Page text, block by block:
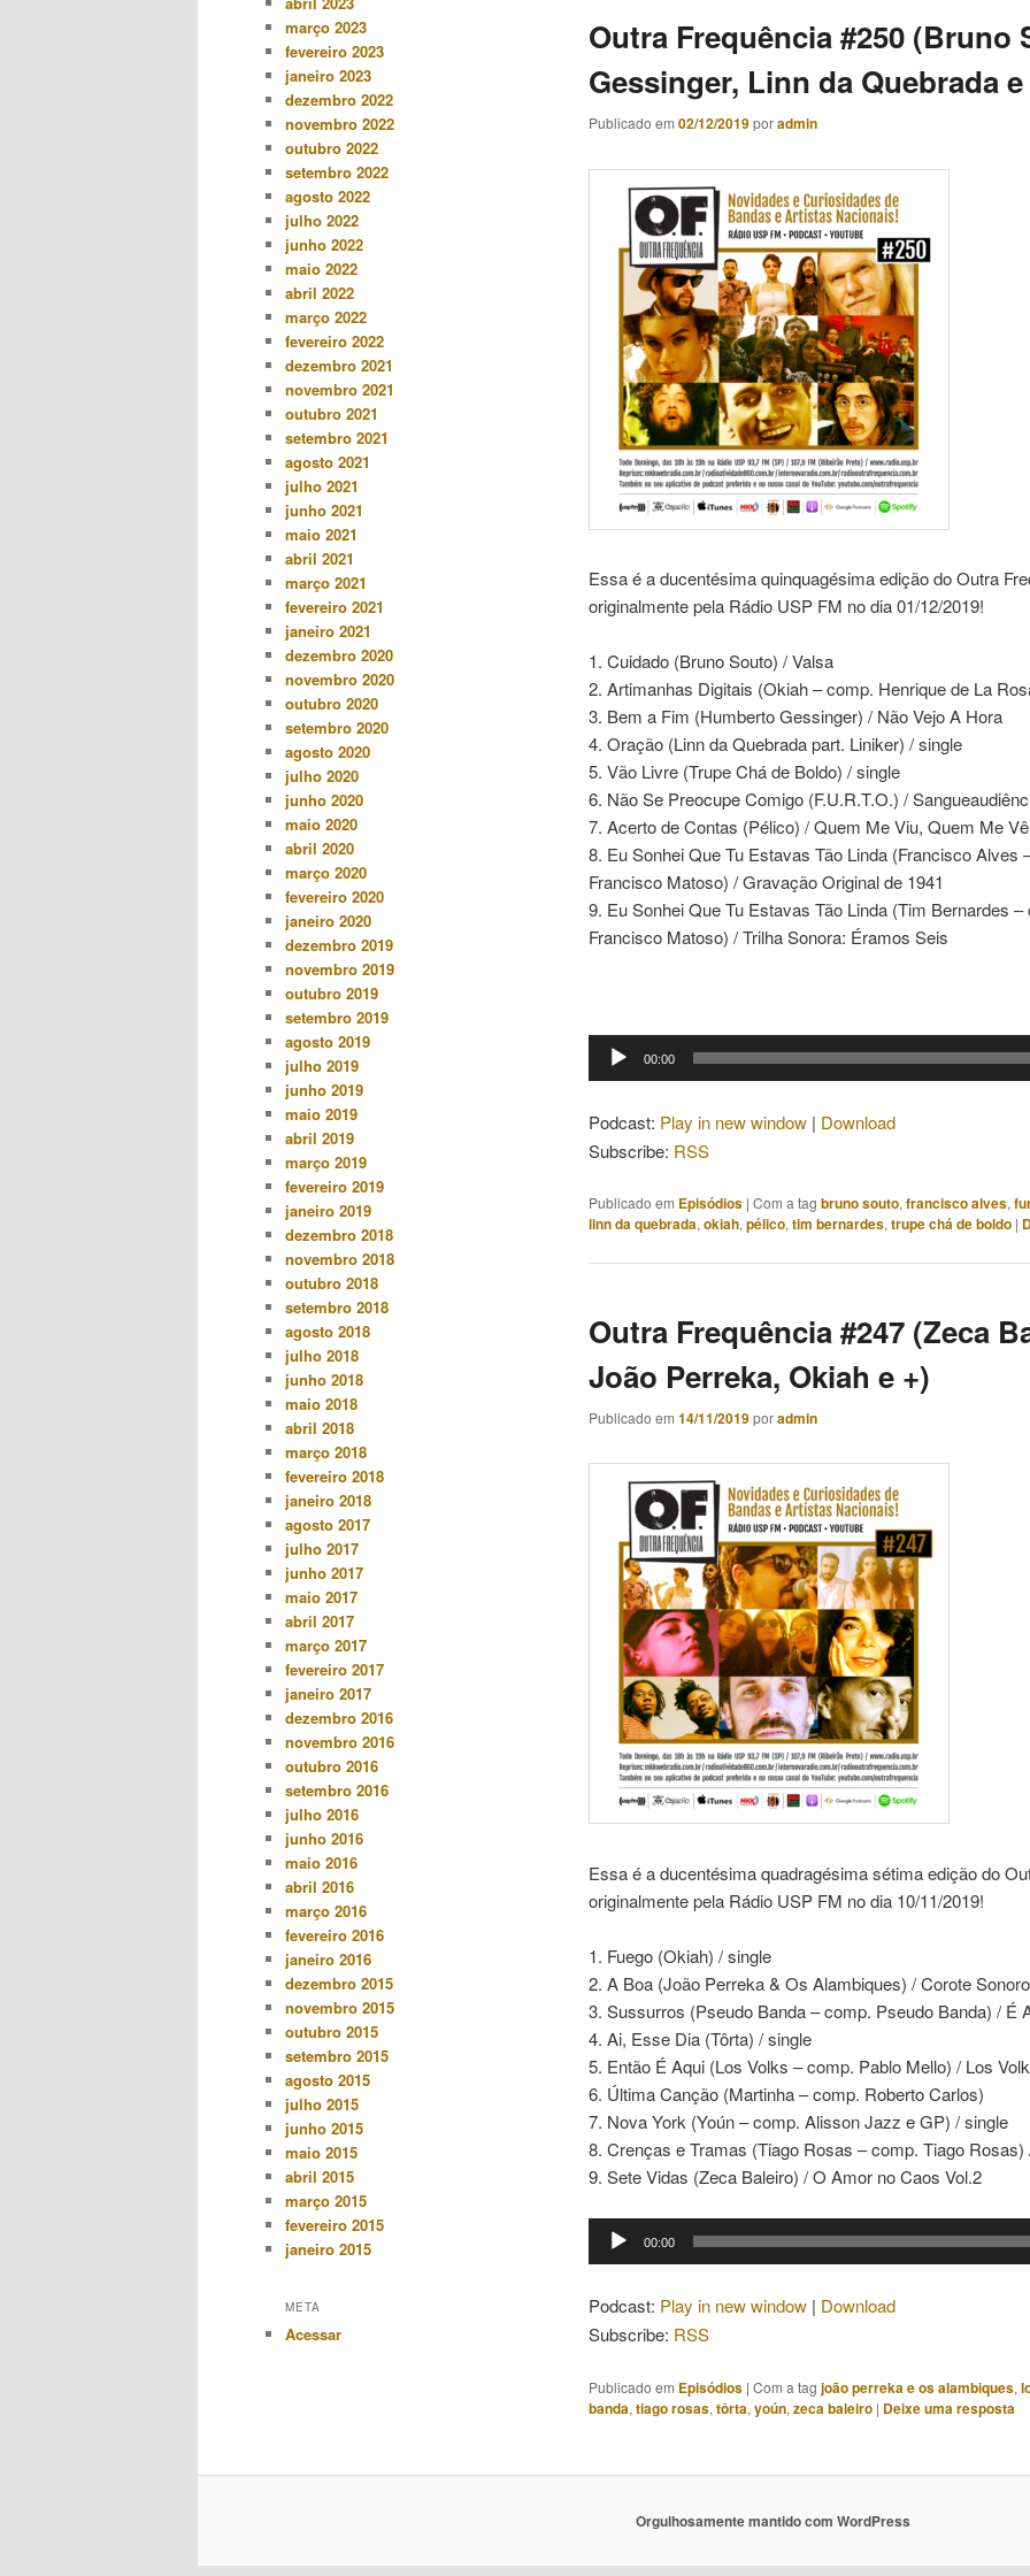
Outra Frequência #250 (Bruno
Gessinger, Linn da Quebrada e
Publicado em 02/12/2019poradmin
Essa é a ducentésima quinquagésima edição do Outra
originalmente pela Rádio USP FM no dia 01/12/2019!
1. Cuidado (Bruno Souto) / Valsa
2. Artimanhas Digitais (Okiah – comp. Henrique de La
3. Bem a Fim (Humberto Gessinger) / Não Vejo A Hora
4. Oração (Linn da Quebrada part. Liniker) / single
5. Vão Livre (Trupe Chá de Boldo) / single
6. Não Se Preocupe Comigo (F.U.R.T.O.) /
7. Acerto de Contas (Pélico) / Quem Me Viu, Quem Me Vê
8. Eu Sonhei Que Tu Estavas Tão Linda (Francisco Alves
Francisco Matoso) / Gravação Original de 1941
9. Eu Sonhei Que Tu Estavas Tão Linda (Tim Bernardes
Francisco Matoso) / Trilha Sonora: Éramos Seis
Tocador 00:00
Podcast: Play in new window | Download
Subscribe: RSS
Publicado em Episódios | Com a tag bruno souto,francisco alves,
linn da quebrada,okiah,pélico,tim bernardes,trupe chá de boldo |
Outra Frequência #247 (Zeca
João Perreka, Okiah e +)
Publicado em 14/11/2019poradmin
Essa é a ducentésima quadragésima sétima edição do
originalmente pela Rádio USP FM no dia 10/11/2019!
1. Fuego (Okiah) / single
2. A Boa (João Perreka & Os Alambiques) / Corote Sonoro
3. Sussurros (Pseudo Banda – comp. Pseudo Banda) / É
4. Ai, Esse Dia (Tôrta) / single
5. Então É Aqui (Los Volks – comp. Pablo Mello) / Los
6. Última Canção (Martinha – comp. Roberto Carlos)
7. Nova York (Yoún – comp. Alisson Jazz e GP) / single
8. Crenças e Tramas (Tiago Rosas – comp. Tiago
9. Sete Vidas (Zeca Baleiro) / O Amor no Caos Vol.2
Tocador
de
00:00
Podcast: Play in new window | Download
Subscribe: RSS
Publicado em Episódios | Com a tag joão perreka e os alambiques,
banda, tiago rosas, tôrta, yoún, zeca baleiro | Deixe uma resposta
março 2023
fevereiro 2023
janeiro 2023
dezembro 2022
novembro 2022
outubro 2022
setembro 2022
agosto 2022
julho 2022
junho 2022
maio 2022
abril 2022
março 2022
fevereiro 2022
dezembro 2021
novembro 2021
outubro 2021
setembro 2021
agosto 2021
julho 2021
junho 2021
maio 2021
abril 2021
março 2021
fevereiro 2021
janeiro 2021
dezembro 2020
novembro 2020
outubro 2020
setembro 2020
agosto 2020
julho 2020
junho 2020
maio 2020
abril 2020
março 2020
fevereiro 2020
janeiro 2020
dezembro 2019
novembro 2019
outubro 2019
setembro 2019
agosto 2019
julho 2019
junho 2019
maio 2019
abril 2019
março 2019
fevereiro 2019
janeiro 2019
dezembro 2018
novembro 2018
outubro 2018
setembro 2018
agosto 2018
julho 2018
junho 2018
maio 2018
abril 2018
março 2018
fevereiro 2018
janeiro 2018
agosto 2017
julho 2017
junho 2017
maio 2017
abril 2017
março 2017
fevereiro 2017
janeiro 2017
dezembro 2016
novembro 2016
outubro 2016
setembro 2016
julho 2016
junho 2016
maio 2016
abril 2016
março 2016
fevereiro 2016
janeiro 2016
dezembro 2015
novembro 2015
outubro 2015
setembro 2015
agosto 2015
julho 2015
junho 2015
maio 2015
abril 2015
março 2015
fevereiro 2015
janeiro 2015
META
Acessar
Orgulhosamente mantido com WordPress